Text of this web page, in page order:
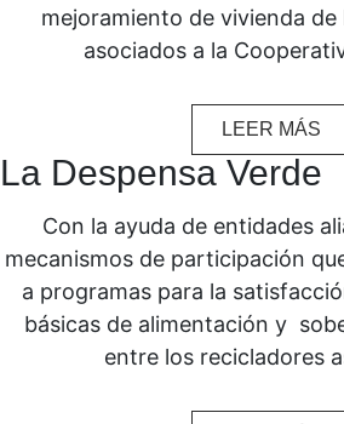
mejoramiento de vivienda
asociados a la
LEER MÁS
La Despensa Verde
Con la ayuda de entidades
mecanismos de participación
a programas para la
básicas de alimentación y
entre los recicladores